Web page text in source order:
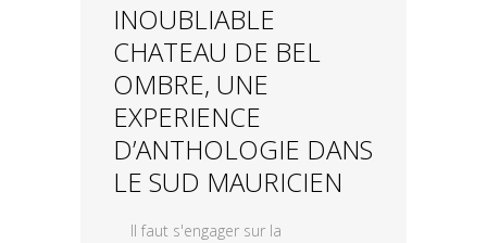
INOUBLIABLE
CHATEAU DE BEL
OMBRE, UNE
EXPERIENCE
D’ANTHOLOGIE DANS
LE SUD MAURICIEN
Il faut s'engager sur la